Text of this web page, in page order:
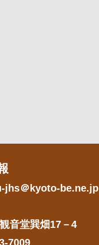
jhs＠kyoto-be.ne.jp
音堂巽畑17－4
7009